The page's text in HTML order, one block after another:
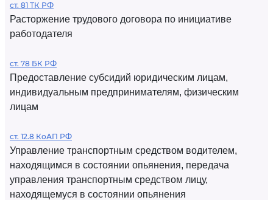
ст. 81 ТК РФ
Расторжение трудового договора по инициативе
работодателя
ст. 78 БК РФ
Предоставление субсидий юридическим лицам,
индивидуальным предпринимателям, физическим
лицам
ст. 12.8 КоАП РФ
Управление транспортным средством водителем,
находящимся в состоянии опьянения, передача
управления транспортным средством лицу,
находящемуся в состоянии опьянения